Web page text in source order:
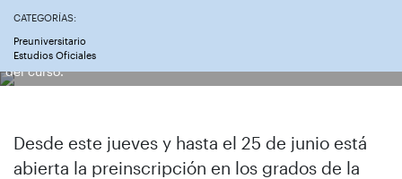
CATEGORÍAS:
Preuniversitario
Estudios Oficiales
Estudiantes accediendo al campus CIM de la UPCT el primer día
del curso.
Desde este jueves y hasta el 25 de junio está
abierta la preinscripción en los grados de la